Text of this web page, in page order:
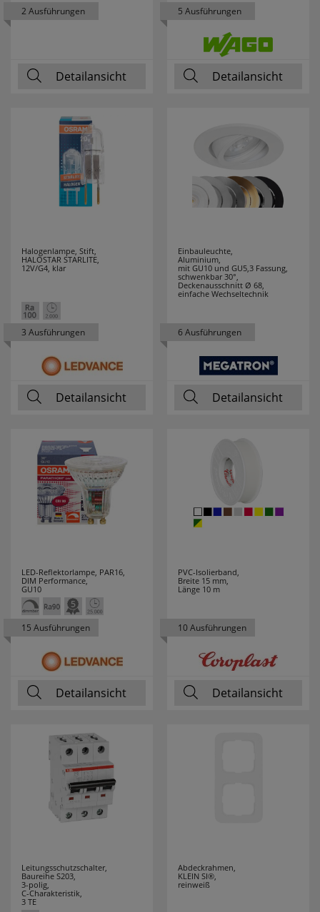
2 Ausführungen
Detailansicht
5 Ausführungen
Detailansicht
Halogenlampe, Stift,
HALOSTAR STARLITE,
12V/G4, klar
3 Ausführungen
Detailansicht
Einbauleuchte,
Aluminium,
mit GU10 und GU5,3 Fassung,
schwenkbar 30°,
Deckenausschnitt Ø 68,
einfache Wechseltechnik
6 Ausführungen
Detailansicht
LED-Reflektorlampe, PAR16,
DIM Performance,
GU10
15 Ausführungen
Detailansicht
PVC-Isolierband,
Breite 15 mm,
Länge 10 m
10 Ausführungen
Detailansicht
Leitungsschutzschalter,
Baureihe S203,
3-polig,
C-Charakteristik,
3 TE
Abdeckrahmen,
KLEIN SI®,
reinweiß